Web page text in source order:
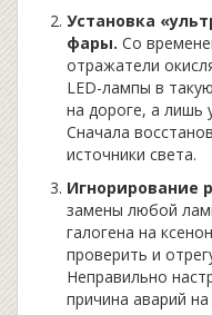
Установка
фары. Со
отражатели
LED-лампы в
на дороге, а лишь
Сначала
источники света.
Игнорирование
замены любой
галогена на
проверить и
Неправильно
причина аварий на